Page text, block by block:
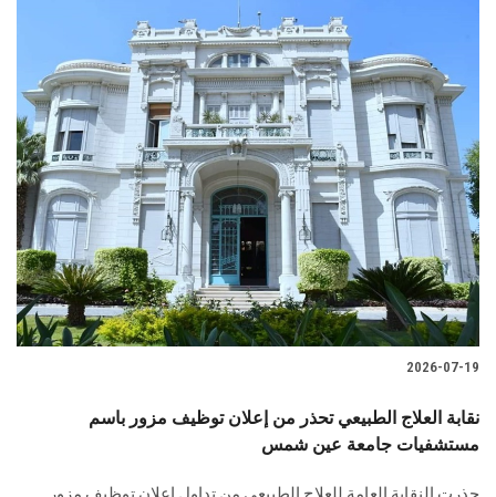
2026-07-19
نقابة العلاج الطبيعي تحذر من إعلان توظيف مزور باسم
مستشفيات جامعة عين شمس